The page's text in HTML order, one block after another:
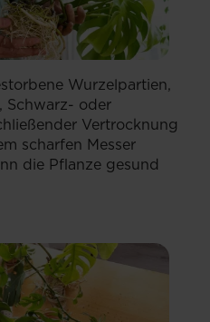
Wurzelpartien,
Schwarz- oder
Vertrocknung
scharfen Messer
die Pflanze gesund